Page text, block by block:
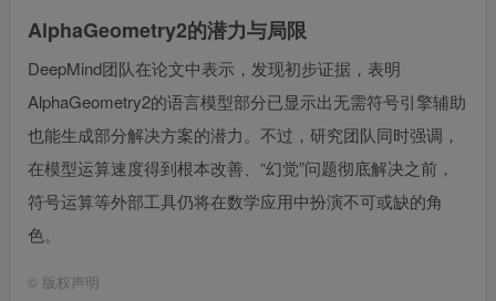
AlphaGeometry2的潜力与局限
DeepMind团队在论文中表示，发现初步证据，表明
AlphaGeometry2的语言模型部分已显示出无需符号引擎辅助
也能生成部分解决方案的潜力。不过，研究团队同时强调，
在模型运算速度得到根本改善、“幻觉”问题彻底解决之前，
符号运算等外部工具仍将在数学应用中扮演不可或缺的角
色。
© 版权声明